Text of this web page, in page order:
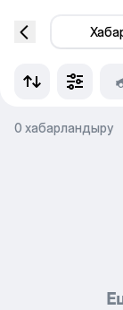
0 хабарландыру